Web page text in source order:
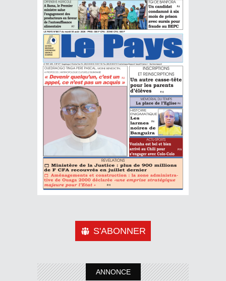
S'ABONNER
ANNONCE